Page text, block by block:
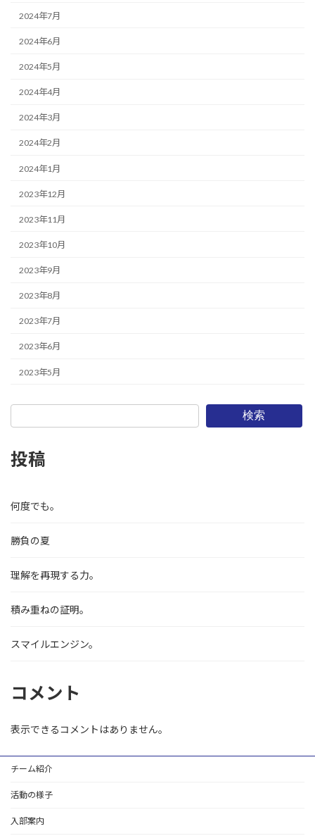
2024年7月
2024年6月
2024年5月
2024年4月
2024年3月
2024年2月
2024年1月
2023年12月
2023年11月
2023年10月
2023年9月
2023年8月
2023年7月
2023年6月
2023年5月
検索
投稿
何度でも。
勝負の夏
理解を再現する力。
積み重ねの証明。
スマイルエンジン。
コメント
表示できるコメントはありません。
チーム紹介
活動の様子
入部案内